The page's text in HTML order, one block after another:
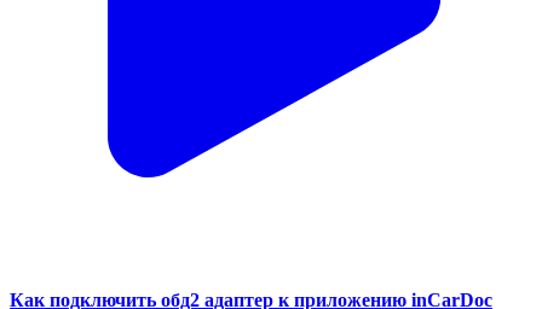
Как подключить обд2 адаптер к приложению inCarDoc